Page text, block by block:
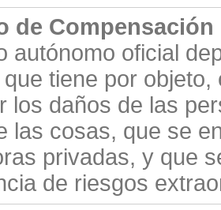
de Compensación
autónomo oficial
tiene por
los daños de las
las cosas, que se
privadas, y que
de riesgos